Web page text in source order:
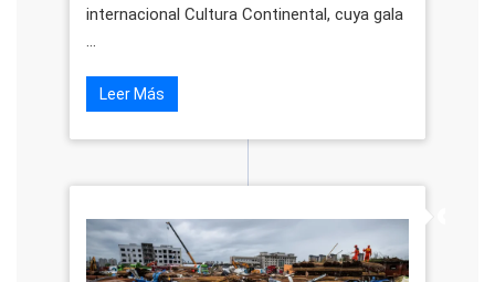
internacional Cultura Continental, cuya gala
...
Leer Más